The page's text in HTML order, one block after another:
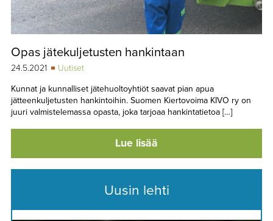
Opas jätekuljetusten hankintaan
24.5.2021
Uutiset
Kunnat ja kunnalliset jätehuoltoyhtiöt saavat pian apua
jätteenkuljetusten hankintoihin. Suomen Kiertovoima KIVO ry on
juuri valmistelemassa opasta, joka tarjoaa hankintatietoa […]
Lue lisää
Uusin lehti